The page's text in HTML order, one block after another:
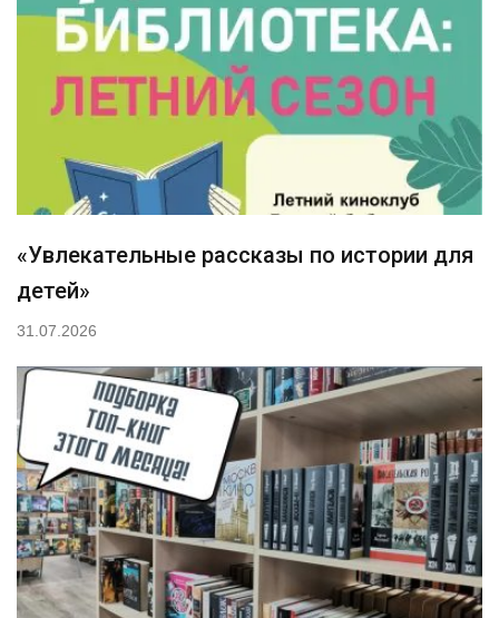
«Увлекательные рассказы по истории для
детей»
31.07.2026